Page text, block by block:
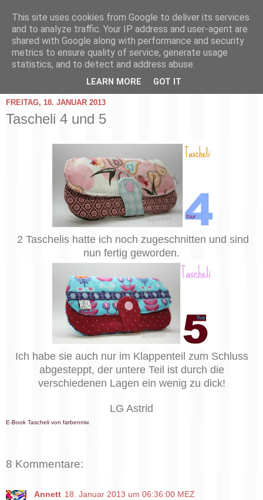
FREITAG, 18. JANUAR 2013
Tascheli 4 und 5
2 Taschelis hatte ich noch zugeschnitten und sind
nun fertig geworden.
Ich habe sie auch nur im Klappenteil zum Schluss
abgesteppt, der untere Teil ist durch die
verschiedenen Lagen ein wenig zu dick!
LG Astrid
E-Book Tascheli von farbenmix
8 Kommentare:
Annett 18. Januar 2013 um 06:36:00 MEZ
This site uses cookies from Google to deliver its services
and to analyze traffic. Your IP address and user-agent are
shared with Google along with performance and security
metrics to ensure quality of service, generate usage
statistics, and to detect and address abuse.
LEARN MORE GOT IT